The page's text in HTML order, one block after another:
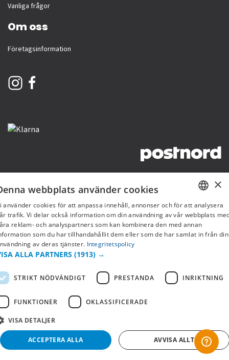
Vanliga frågor
Om oss
Företagsinformation
SWEDISH
FI
×
webbplats använder cookies
använder cookies för att anpassa innehåll, annonser och för att analysera
trafik. Vi delar också information om din användning av vår webbplats
reklam- och analyspartners som kan kombinera den med annan
som du har tillhandahållit dem eller som de har samlat in från din
av deras tjänster. Integritetspolicy
ALLA PARTNERS (1913) →
STRIKT NÖDVÄNDIGT PRESTANDA INRIKTNING
FUNKTIONER OKLASSIFICERADE
VISA DETALJER
ACCEPTERA ALLA AVVISA ALLT